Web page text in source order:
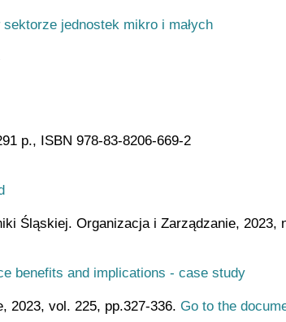
jednostek mikro i małych
p., ISBN 978-83-8206-669-2
Śląskiej. Organizacja i Zarządzanie, 2023,
benefits and implications - case study
2023, vol. 225, pp.327-336. Go to the